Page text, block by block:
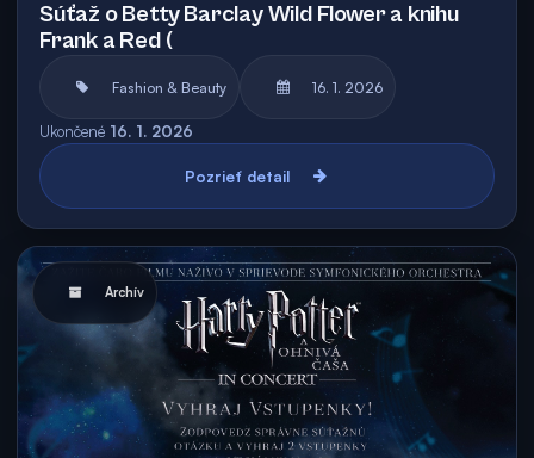
Súťaž o Betty Barclay Wild Flower a knihu
Frank a Red (
Fashion & Beauty 16. 1. 2026
Ukončené 16. 1. 2026
Pozrieť detail
Archív